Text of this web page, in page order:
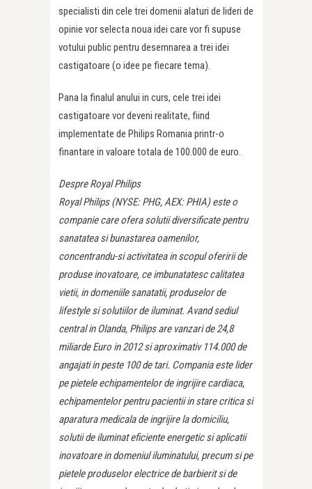
specialisti din cele trei domenii alaturi de lideri de
opinie vor selecta noua idei care vor fi supuse
votului public pentru desemnarea a trei idei
castigatoare (o idee pe fiecare tema).
Pana la finalul anului in curs, cele trei idei
castigatoare vor deveni realitate, fiind
implementate de Philips Romania printr-o
finantare in valoare totala de 100.000 de euro.
Despre Royal Philips
Royal Philips (NYSE: PHG, AEX: PHIA) este o
companie care ofera solutii diversificate pentru
sanatatea si bunastarea oamenilor,
concentrandu-si activitatea in scopul oferirii de
produse inovatoare, ce imbunatatesc calitatea
vietii, in domeniile sanatatii, produselor de
lifestyle si solutiilor de iluminat. Avand sediul
central in Olanda, Philips are vanzari de 24,8
miliarde Euro in 2012 si aproximativ 114.000 de
angajati in peste 100 de tari. Compania este lider
pe pietele echipamentelor de ingrijire cardiaca,
echipamentelor pentru pacientii in stare critica si
aparatura medicala de ingrijire la domiciliu,
solutii de iluminat eficiente energetic si aplicatii
inovatoare in domeniul iluminatului, precum si pe
pietele produselor electrice de barbierit si de